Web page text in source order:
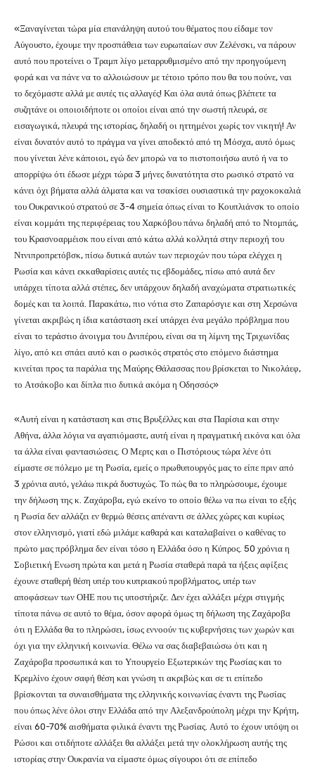
«Ξαναγίνεται τώρα μία επανάληψη αυτού του θέματος που είδαμε τον
Αύγουστο, έχουμε την προσπάθεια των ευρωπαίων συν Ζελένσκι, να πάρουν
αυτό που προτείνει ο Τραμπ λίγο μεταρρυθμισμένο από την προηγούμενη
φορά και να πάνε να το αλλοιώσουν με τέτοιο τρόπο που θα του πούνε, ναι
το δεχόμαστε αλλά με αυτές τις αλλαγές! Και όλα αυτά όπως βλέπετε τα
συζητάνε οι οποιοιδήποτε οι οποίοι είναι από την σωστή πλευρά, σε
εισαγωγικά, πλευρά της ιστορίας, δηλαδή οι ηττημένοι χωρίς τον νικητή! Αν
είναι δυνατόν αυτό το πράγμα να γίνει αποδεκτό από τη Μόσχα, αυτό όμως
που γίνεται λένε κάποιοι, εγώ δεν μπορώ να το πιστοποιήσω αυτό ή να το
απορρίψω ότι έδωσε μέχρι τώρα 3 μήνες δυνατότητα στο ρωσικό στρατό να
κάνει όχι βήματα αλλά άλματα και να τσακίσει ουσιαστικά την ραχοκοκαλιά
του Ουκρανικού στρατού σε 3-4 σημεία όπως είναι το Κουπλιάνσκ το οποίο
είναι κομμάτι της περιφέρειας του Χαρκόβου πάνω δηλαδή από το Ντομπάς,
του Κρασνοαρμέισκ που είναι από κάτω αλλά κολλητά στην περιοχή του
Ντνιπροπρετόβσκ, πίσω δυτικά αυτών των περιοχών που τώρα ελέγχει η
Ρωσία και κάνει εκκαθαρίσεις αυτές τις εβδομάδες, πίσω από αυτά δεν
υπάρχει τίποτα αλλά στέπες, δεν υπάρχουν δηλαδή αναχώματα στρατιωτικές
δομές και τα λοιπά. Παρακάτω, πιο νότια στο Ζαπαρόσγιε και στη Χερσώνα
γίνεται ακριβώς η ίδια κατάσταση εκεί υπάρχει ένα μεγάλο πρόβλημα που
είναι το τεράστιο άνοιγμα του Δνιπέρου, είναι σα τη λίμνη της Τριχωνίδας
λίγο, από κει σπάει αυτό και ο ρωσικός στρατός στο επόμενο διάστημα
κινείται προς τα παράλια της Μαύρης Θάλασσας που βρίσκεται το Νικολάεφ,
το Ατσάκοβο και δίπλα πιο δυτικά ακόμα η Οδησσός»
«Αυτή είναι η κατάσταση και στις Βρυξέλλες και στα Παρίσια και στην
Αθήνα, άλλα λόγια να αγαπιόμαστε, αυτή είναι η πραγματική εικόνα και όλα
τα άλλα είναι φαντασιώσεις. Ο Μερτς και ο Πιστόριους τώρα λένε ότι
είμαστε σε πόλεμο με τη Ρωσία, εμείς ο πρωθυπουργός μας το είπε πριν από
3 χρόνια αυτό, γελάω πικρά δυστυχώς. Το πώς θα το πληρώσουμε, έχουμε
την δήλωση της κ. Ζαχάροβα, εγώ εκείνο το οποίο θέλω να πω είναι το εξής
η Ρωσία δεν αλλάζει εν θερμώ θέσεις απέναντι σε άλλες χώρες και κυρίως
στον ελληνισμό, γιατί εδώ μιλάμε καθαρά και καταλαβαίνει ο καθένας το
πρώτο μας πρόβλημα δεν είναι τόσο η Ελλάδα όσο η Κύπρος. 50 χρόνια η
Σοβιετική Ενωση πρώτα και μετά η Ρωσία σταθερά παρά τα ήξεις αφίξεις
έχουνε σταθερή θέση υπέρ του κυπριακού προβλήματος, υπέρ των
αποφάσεων των ΟΗΕ που τις υποστήριζε. Δεν έχει αλλάξει μέχρι στιγμής
τίποτα πάνω σε αυτό το θέμα, όσον αφορά όμως τη δήλωση της Ζαχάροβα
ότι η Ελλάδα θα το πληρώσει, ίσως εννοούν τις κυβερνήσεις των χωρών και
όχι για την ελληνική κοινωνία. Θέλω να σας διαβεβαιώσω ότι και η
Ζαχάροβα προσωπικά και το Υπουργείο Εξωτερικών της Ρωσίας και το
Κρεμλίνο έχουν σαφή θέση και γνώση τι ακριβώς και σε τι επίπεδο
βρίσκονται τα συναισθήματα της ελληνικής κοινωνίας έναντι της Ρωσίας
που όπως λένε όλοι στην Ελλάδα από την Αλεξανδρούπολη μέχρι την Κρήτη,
είναι 60-70% αισθήματα φιλικά έναντι της Ρωσίας. Αυτό το έχουν υπόψη οι
Ρώσοι και οτιδήποτε αλλάξει θα αλλάξει μετά την ολοκλήρωση αυτής της
ιστορίας στην Ουκρανία να είμαστε όμως σίγουροι ότι σε επίπεδο